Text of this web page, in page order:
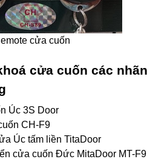
cửa cuốn
cửa cuốn các nhãn
Úc 3S Door
CH-F9
Úc tấm liền TitaDoor
cửa cuốn Đức MitaDoor MT-F9